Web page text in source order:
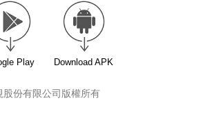
Play Download APK
份有限公司版權所有